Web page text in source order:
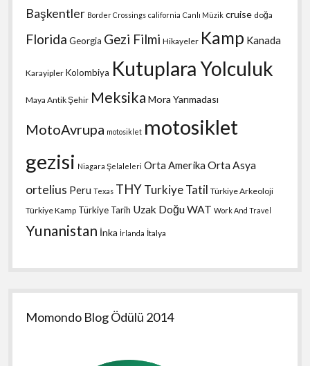
Başkentler Border Crossings california Canlı Müzik cruise doğa
Florida Georgia Gezi Filmi Hikayeler Kamp Kanada
Karayipler Kolombiya Kutuplara Yolculuk
Maya Antik Şehir Meksika Mora Yarımadası
MotoAvrupa motosiklet motosiklet
gezisi Niagara Şelaleleri Orta Amerika Orta Asya
ortelius Peru Texas THYTurkiye Tatil Türkiye Arkeoloji
Türkiye Kamp Türkiye Tarih Uzak DoğuWAT Work And Travel
Yunanistan İnka İrlanda İtalya
Momondo Blog Ödülü 2014